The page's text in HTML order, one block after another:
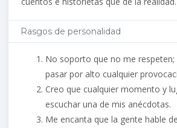
Rasgos de personalidad
No soporto que no me respeten;
pasar por alto cualquier
Creo que cualquier momento y
escuchar una de mis anécdotas.
Me encanta que la gente hable